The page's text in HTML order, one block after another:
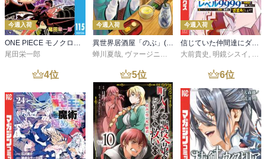
今週入荷
ONE PIECE モノクロ版 115
尾田栄一郎
今週入荷
異世界居酒屋「のぶ」(22)
蝉川夏哉, ヴァージニア二等兵 ,転
今週入荷
信じていた仲間達にダンジョン奥地で殺されかけたがギフト『無限ガチャ』でレベル９９９９の仲間達を手に入れて元パーティーメンバーと世界に復讐＆『ざまぁ！』します！（２３）
大前貴史 , 明鏡シスイ , ｔ
4位 5位 6位